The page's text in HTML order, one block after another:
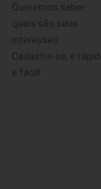
Queremos saber
quais são seus
interesses.
Cadastre-se, é
e fácil!